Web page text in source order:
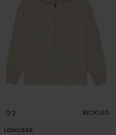
2 RECYCLED
Lowcase